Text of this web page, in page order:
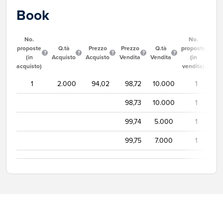
Book
No.
proposte
(in
acquisto)
Q.tà
Acquisto
Prezzo
Acquisto
Prezzo
Vendita
Q.tà
Vendita
No.
proposte
(in
vendita)
1 2.000 94,02 98,72 10.000
1
98,73
10.000
1
99,74
5.000
1
99,75
7.000 1